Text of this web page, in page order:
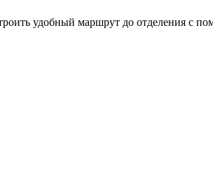
удобный маршрут до отделения с